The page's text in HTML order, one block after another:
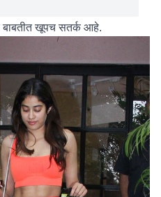
बाबतीत खूपच सतर्क आहे.